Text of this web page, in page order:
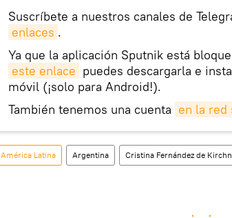
Suscríbete a nuestros canales de
enlaces .
Ya que la aplicación Sputnik está
este enlace puedes descargarla e
móvil (¡solo para Android!).
También tenemos una cuenta en la red
América Latina Argentina Cristina Fernández de